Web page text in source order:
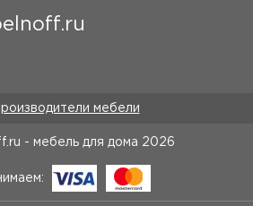
мебели
- мебель для дома 2026